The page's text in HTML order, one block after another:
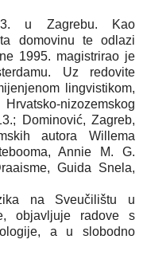
u Zagrebu. Kao
domovinu te odlazi
1995. magistrirao je
Uz redovite
lingvistikom,
nizozemskog
Dominović, Zagreb,
autora Willema
Annie M. G.
Guida Snela,
na Sveučilištu u
objavljuje radove s
a u slobodno